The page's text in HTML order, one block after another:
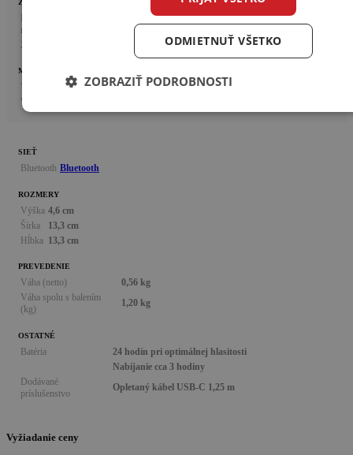
Frekvenčný
rozsah
54 - 20 000 Hz
Zosilnovač
2 x 30 W Trieda D pre výšky aj basy
MENIČE
Výškový
1x 15,2 mm
Woofer
SIEŤ
Bluetooth Bluetooth
ROZMERY
Výška 4,6 cm
Šírka
13,3 cm
Hĺbka 13,3 cm
PREVEDENIE
Váha (netto)
0,56 kg
Váha spolu s balením
(kg)
1,20 kg
OSTATNÉ
Batéria
24 hodín pri optimálnej hlasitosti
Nabíjanie cca 3 hodiny
Dodávané
príslušenstvo
Opletaný kábel USB-C 1,25 m
Vyžiadanie ceny
ODMIETNUŤ VŠETKO
ZOBRAZIŤ PODROBNOSTI